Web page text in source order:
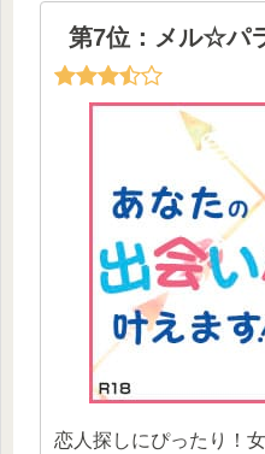
第7位：メル☆パ
恋人探しにぴったり！